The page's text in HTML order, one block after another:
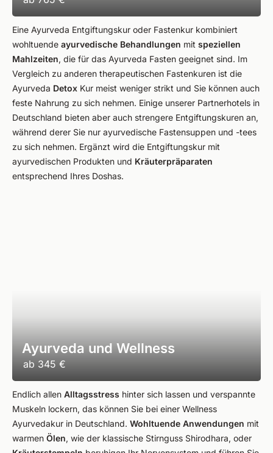
Eine Ayurveda Entgiftungskur oder Fastenkur kombiniert
wohltuende ayurvedische Behandlungen mit speziellen
Mahlzeiten, die für das Ayurveda Fasten geeignet sind. Im
Vergleich zu anderen therapeutischen Fastenkuren ist die
Ayurveda Detox Kur meist weniger strikt und Sie können auch
feste Nahrung zu sich nehmen. Einige unserer Partnerhotels in
Deutschland bieten aber auch strengere Entgiftungskuren an,
während derer Sie nur ayurvedische Fastensuppen und -tees
zu sich nehmen. Ergänzt wird die Entgiftungskur mit
ayurvedischen Produkten und Kräuterpräparaten
entsprechend Ihres Doshas.
Ayurveda und Wellness
ab 345 €
Endlich allen Alltagsstress hinter sich lassen und verspannte
Muskeln lockern, das können Sie bei einer Wellness
Ayurvedakur in Deutschland. Wohltuende Anwendungen mit
warmen Ölen, wie der klassische Stirnguss Shirodhara, oder